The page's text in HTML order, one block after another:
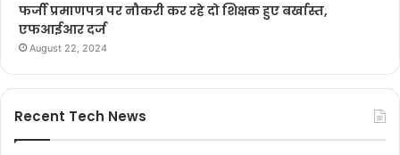
फर्जी प्रमाणपत्र पर नौकरी कर रहे दो शिक्षक हुए बर्खास्त,
एफआईआर दर्ज
August 22, 2024
Recent Tech News